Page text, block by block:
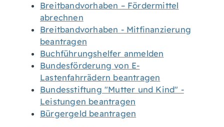
Breitbandvorhaben – Fördermittel
abrechnen
Breitbandvorhaben - Mitfinanzierung
beantragen
Buchführungshelfer anmelden
Bundesförderung von E-
Lastenfahrrädern beantragen
Bundesstiftung "Mutter und Kind" -
Leistungen beantragen
Bürgergeld beantragen